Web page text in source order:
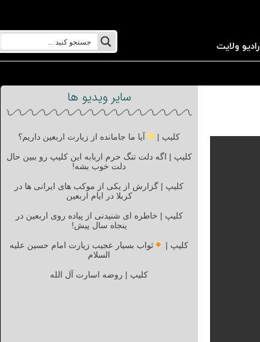
رادیو ولایت
سایر ویدیو ها
کلیپ | آیا ما جامانده از زیارت اربعین داریم؟
کلیپ | اگه دلت تنگ حرم اربابه این کلیپ رو ببین حال
دلت خوب بشه!
کلیپ | گزارش از یکی از موکب های ایرانی ها در
کربلا در ایام اربعین
کلیپ | خاطره ای شنیدنی از پیاده روی اربعین در
پنجاه سال پیش!
کلیپ |
ثواب بسیار عجیب زیارت امام حسین علیه
السلام
کلیپ | روضه اسارت آل الله